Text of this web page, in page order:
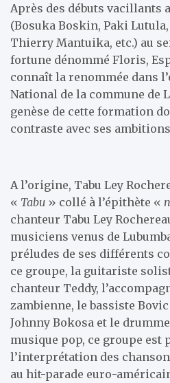
Après des débuts vacillants
(Bosuka Boskin, Paki
Thierry Mantuika, etc.) au
fortune dénommé Floris,
connaît la renommée dans
National de la commune de
genèse de cette formation
contraste avec ses
A l’origine, Tabu Ley
« Tabu » collé à l’épithète «
chanteur Tabu Ley
musiciens venus de
préludes de ses différents
ce groupe, la guitariste
chanteur Teddy,
zambienne, le bassiste
Johnny Bokosa et le
musique pop, ce groupe est
l’interprétation des
au hit-parade euro-